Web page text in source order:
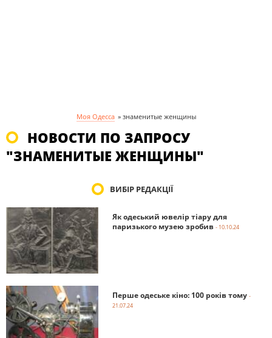
Моя Одесса » знаменитые женщины
НОВОСТИ ПО ЗАПРОСУ
"ЗНАМЕНИТЫЕ ЖЕНЩИНЫ"
ВИБІР РЕДАКЦІЇ
Як одеський ювелір тіару для
паризького музею зробив - 10.10.24
Перше одеське кіно: 100 років тому -
21.07.24